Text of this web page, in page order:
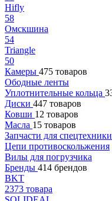
Hifly
58
Омскшина
54
Triangle
50
Камеры 475 товаров
Ободные ленты
Уплотнительные кольца
Диски 447 товаров
Ковши 12 товаров
Масла 15 товаров
Запчасти для спецтехники
Цепи противоскольжения
Вилы для погрузчика
Бренды 414 брендов
BKT
2373 товара